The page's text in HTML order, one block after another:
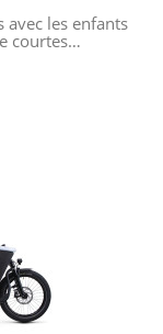
les enfants
courtes